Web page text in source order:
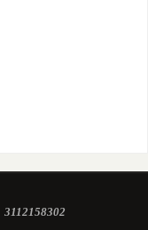
3112158302